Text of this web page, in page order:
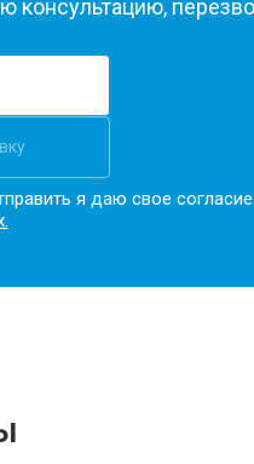
консультацию,
я даю свое